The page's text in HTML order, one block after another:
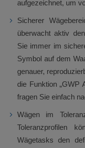
aufgezeichnet, um
Sicherer
überwacht aktiv
Sie immer im
Symbol auf dem
genauer,
die Funktion „GWP
fragen Sie einfach
Wägen im
Toleranzprofilen
Wägetasks den